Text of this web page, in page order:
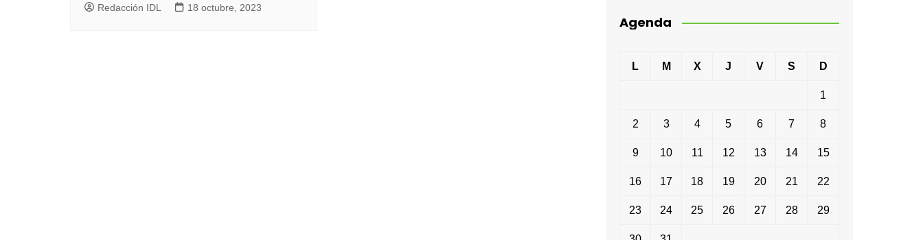
Redacción IDL 18 octubre, 2023
Agenda
L M X J V S D
1
2 3 4 5 6 7 8
9 10 11 12 13 14 15
16 17 18 19 20 21 22
23 24 25 26 27 28 29